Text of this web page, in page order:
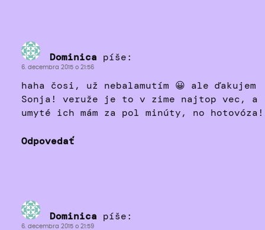
Dominica píše:
6. decembra 2015 o 21:56
haha čosi, už nebalamutím 😀 ale ďakujem
Sonja! veruže je to v zime najtop vec, a
umyté ich mám za pol minúty, no hotovóza!
Odpovedať
Dominica píše:
6. decembra 2015 o 21:59